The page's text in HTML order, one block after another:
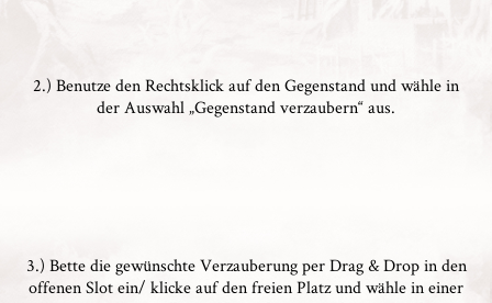
2.) Benutze den Rechtsklick auf den Gegenstand und wähle in
der Auswahl „Gegenstand verzaubern“ aus.
3.) Bette die gewünschte Verzauberung per Drag & Drop in den
offenen Slot ein/ klicke auf den freien Platz und wähle in einer